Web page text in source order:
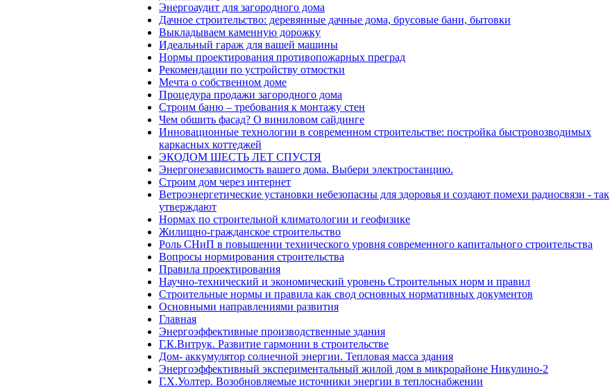
Энергоаудит для загородного дома
Дачное строительство: деревянные дачные дома, брусовые бани, бытовки
Выкладываем каменную дорожку
Идеальный гараж для вашей машины
Нормы проектирования противопожарных преград
Рекомендации по устройству отмостки
Мечта о собственном доме
Процедура продажи загородного дома
Строим баню – требования к монтажу стен
Чем обшить фасад? О виниловом сайдинге
Инновационные технологии в современном строительстве: постройка быстровозводимых
каркасных коттеджей
ЭКОДОМ ШЕСТЬ ЛЕТ СПУСТЯ
Энергонезависимость вашего дома. Выбери электростанцию.
Строим дом через интернет
Ветроэнергетические установки небезопасны для здоровья и создают помехи радиосвязи - так
утверждают
Нормах по строительной климатологии и геофизике
Жилищно-гражданское строительство
Роль СНиП в повышении технического уровня современного капитального строительства
Вопросы нормирования строительства
Правила проектирования
Научно-технический и экономический уровень Строительных норм и правил
Строительные нормы и правила как свод основных нормативных документов
Основными направлениями развития
Главная
Энергоэффективные производственные здания
Г.К.Витрук. Развитие гармонии в строительстве
Дом- аккумулятор солнечной энергии. Тепловая масса здания
Энергоэффективный экспериментальный жилой дом в микрорайоне Никулино-2
Г.Х.Уолтер. Возобновляемые источники энергии в теплоснабжении